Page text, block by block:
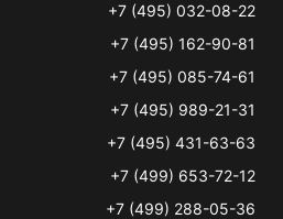
+7 (495) 032-08-22
+7 (495) 162-90-81
+7 (495) 085-74-61
+7 (495) 989-21-31
+7 (495) 431-63-63
+7 (499) 653-72-12
+7 (499) 288-05-36